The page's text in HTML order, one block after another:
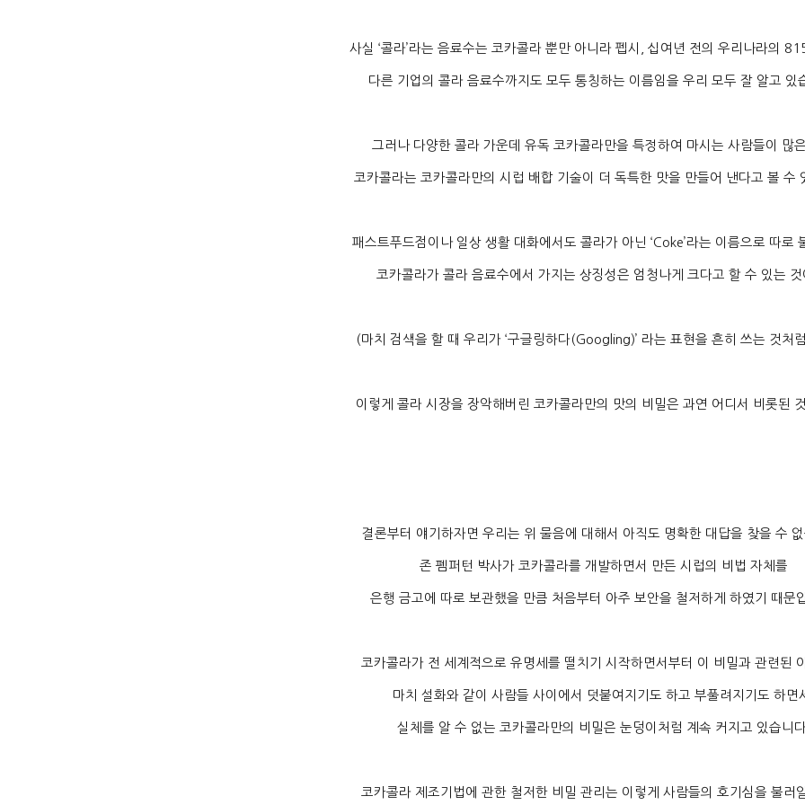
사실 ‘콜라’라는 음료수는 코카콜라 뿐만 아니라 펩시 십여년 전의 우리나라의
다른 기업의 콜라 음료수까지도 모두 통칭하는 이름임을 우리 모두 잘 알고 있
그러나 다양한 콜라 가운데 유독 코카콜라만을 특정하여 마시는 사람들이 많
코카콜라는 코카콜라만의 시럽 배합 기술이 더 독특한 맛을 만들어 낸다고 볼 수
패스트푸드점이나 일상 생활 대화에서도 콜라가 아닌 ‘Coke’라는 이름으로 따로
코카콜라가 콜라 음료수에서 가지는 상징성은 엄청나게 크다고 할 수 있는 것
(마치 검색을 할 때 우리가 ‘구글링하다 (Googling)’ 라는 표현을 흔히 쓰는 것처
이렇게 콜라 시장을 장악해버린 코카콜라만의 맛의 비밀은 과연 어디서 비롯된
결론부터 얘기하자면 우리는 위 물음에 대해서 아직도 명확한 대답을 찾을 수
존 펨퍼턴 박사가 코카콜라를 개발하면서 만든 시럽의 비법 자체를
은행 금고에 따로 보관했을 만큼 처음부터 아주 보안을 철저하게 하였기 때문
코카콜라가 전 세계적으로 유명세를 떨치기 시작하면서부터 이 비밀과 관련된
마치 설화와 같이 사람들 사이에서 덧붙여지기도 하고 부풀려지기도 하면
실체를 알 수 없는 코카콜라만의 비밀은 눈덩이처럼 계속 커지고 있습니다
코카콜라 제조기법에 관한 철저한 비밀 관리는 이렇게 사람들의 호기심을 불러